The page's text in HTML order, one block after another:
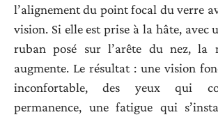
l’alignement du point focal du verre
vision. Si elle est prise à la hâte, avec
ruban posé sur l’arête du nez, la
augmente. Le résultat : une vision
inconfortable, des yeux qui
permanence, une fatigue qui